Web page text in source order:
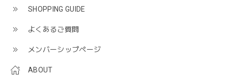
SHOPPING GUIDE
よくあるご質問
メンバーシップページ
ABOUT